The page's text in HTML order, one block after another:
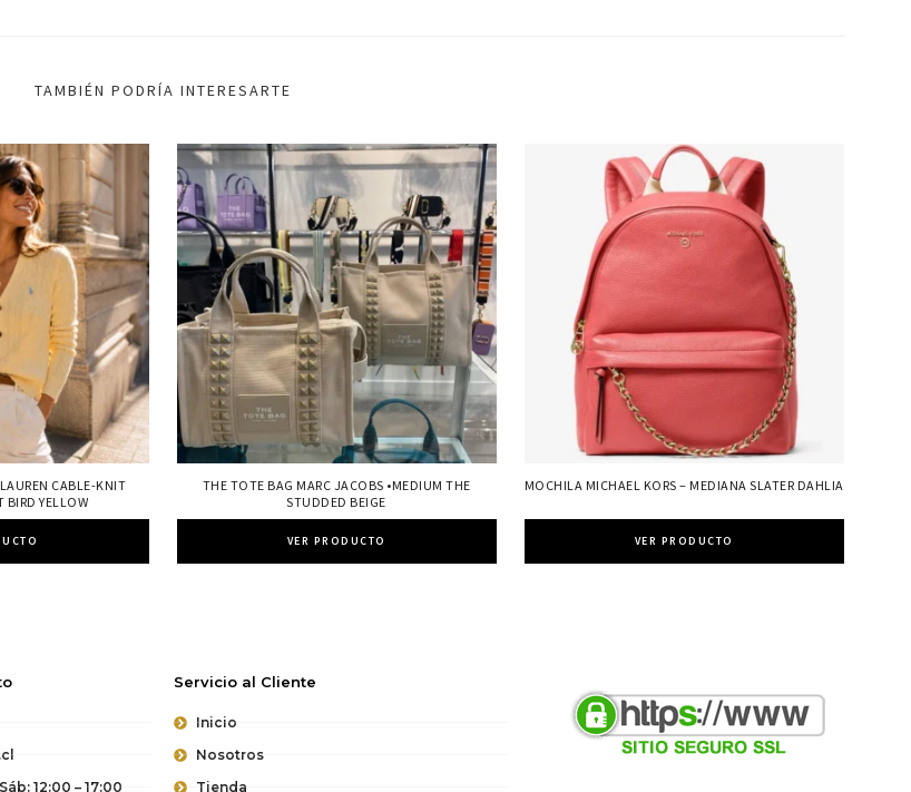
TAMBIÉN PODRÍA INTERESARTE
CABLE-KNIT
BIRD YELLOW
THE TOTE BAG MARC JACOBS •MEDIUM THE
STUDDED BEIGE
VER PRODUCTO
MOCHILA MICHAEL KORS – MEDIANA SLATER DAHLIA
VER PRODUCTO
12:00 – 17:00
Servicio al Cliente
Inicio
Nosotros
Tienda